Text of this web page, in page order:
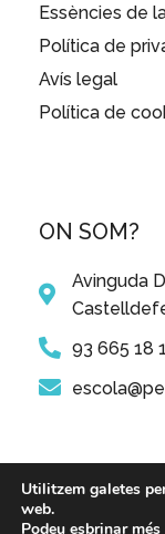
Essències de
Política de
Avís legal
Política de
ON SOM?
Avinguda
93 665 18
Utilitzem galetes
web.
Podeu esbrinar